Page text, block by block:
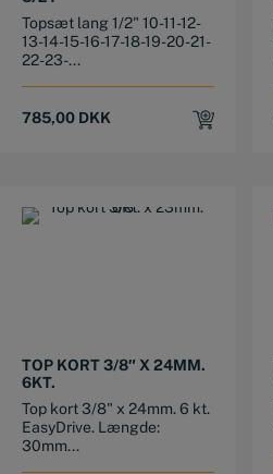
Topsæt lang 1/2" 10-11-12-
13-14-15-16-17-18-19-20-21-
22-23-...
785,00 DKK
TOP KORT 3/8″ X 24MM.
6KT.
Top kort 3/8" x 24mm. 6 kt.
EasyDrive. Længde:
30mm...